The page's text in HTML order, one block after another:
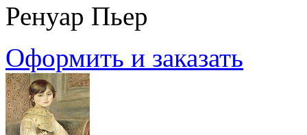
Ренуар Пьер
Оформить и заказать